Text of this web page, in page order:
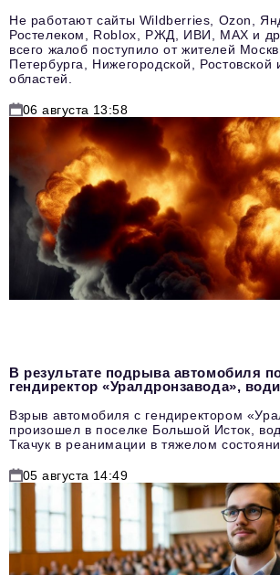
Не работают сайты Wildberries, Ozon,
Ростелеком, Roblox, РЖД, ИВИ, MAX и
всего жалоб поступило от жителей
Петербурга, Нижегородской, Ростовской
областей.
06 августа 13:58
В результате подрыва автомобиля
гендиректор «Уралдронзавода»,
Взрыв автомобиля с гендиректором
произошел в поселке Большой Исток,
Ткачук в реанимации в тяжелом
05 августа 14:49